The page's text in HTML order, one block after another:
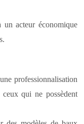
acteur économique
professionnalisation
qui ne possèdent